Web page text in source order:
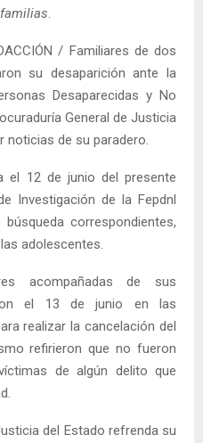
/ Familiares de dos
su desaparición ante la
Desaparecidas y No
General de Justicia
noticias de su paradero.
el 12 de junio del presente
Investigación de la Fepdnl
correspondientes,
adolescentes.
acompañadas de sus
el 13 de junio en las
realizar la cancelación del
refirieron que no fueron
de algún delito que
del Estado refrenda su